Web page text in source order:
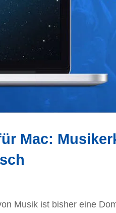
Mac:
Musik ist bisher eine